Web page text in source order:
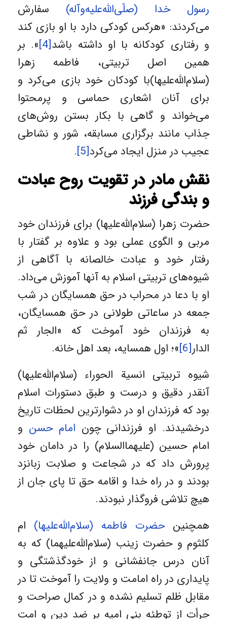
رسول خدا (صلّی‌الله‌علیه‌وآله) سفارش
می‌کردند: «هرکس کودکی دارد با او بازی کند
و رفتاری کودکانه با او داشته باشد[4]
». بر
همین اصل تربیتی، فاطمه زهرا
(سلام‌الله‌علیها)با کودکان خود بازی می‌کرد و
برای آنان اشعاری حماسی و پرمحتوا
می‌خواند و گاهی با بکار بستن روش‌های
جذاب مانند برگزاری مسابقه، شور و نشاطی
عجیب در منزل ایجاد می‌کرد[5]
.
نقش مادر در تقویت روح عبادت
و بندگی فرزند
حضرت زهرا (سلام‌الله‌علیها) برای فرزندان خود
مربی و الگوی عملی بود و علاوه بر گفتار با
رفتار خود و عبادت خالصانه با آگاهی از
شیوه‌های تربیتی اسلام به آنها آموزش می‌داد.
او با دعا در محراب در حق همسایگان در شب
جمعه در ساعاتی طولانی در حق همسایگان،
به فرزندان خود آموخت که «الجار ثم
الدار[6]
»؛ اول همسایه، بعد اهل خانه.
شیوه تربیتی انسیة الحوراء (سلام‌الله‌علیها)
آنقدر دقیق و درست و طبق دستورات اسلام
بود که فرزندان او در دشوارترین لحظات تاریخ
درخشیدند. او فرزندانی چون امام حسن و
امام حسین (علیهماالسلام) را در دامان خود
پرورش داد که در شجاعت و صلابت زبانزد
بودند و در راه خدا و اقامه حق تا پای جان از
هیچ تلاشی فروگذار نبودند.
همچنینحضرت فاطمه (سلام‌الله‌علیها) ام
کلثوم و حضرت زینب (سلام‌الله‌علیهما) که به
آنان درس جانفشانی و از خودگذشتگی و
پایداری در راه امامت و ولایت را آموخت تا در
مقابل ظلم تسلیم نشده و در کمال صراحت و
جرأت از توطئه بنی امیه بر ضد دین و امت